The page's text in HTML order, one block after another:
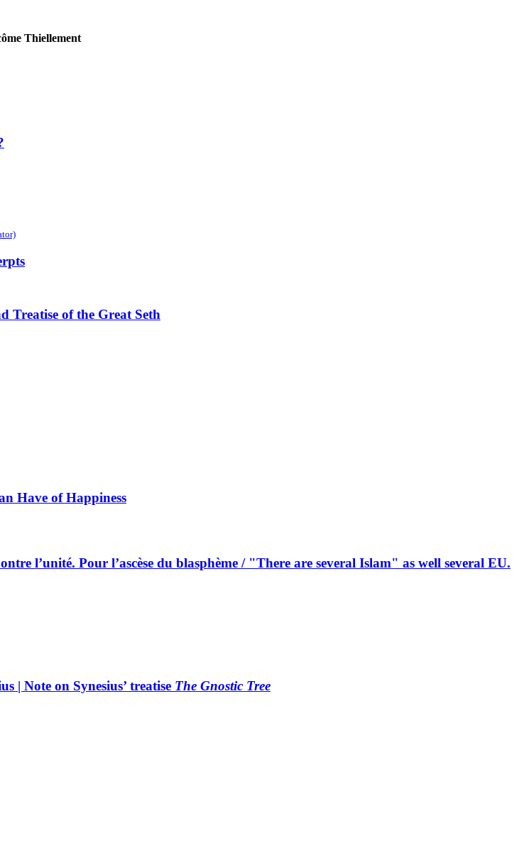
Thiellement
Treatise of the Great Seth
Have of Happiness
l’unité. Pour l’ascèse du blasphème / "There are several Islam" as well several EU.
| Note on Synesius’ treatise The Gnostic Tree